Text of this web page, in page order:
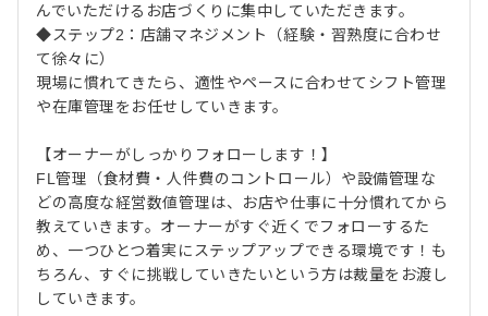
んでいただけるお店づくりに集中していただきます。
◆ステップ2：店舗マネジメント（経験・習熟度に合わせ
て徐々に）
現場に慣れてきたら、適性やペースに合わせてシフト管理
や在庫管理をお任せしていきます。
【オーナーがしっかりフォローします！】
FL管理（食材費・人件費のコントロール）や設備管理な
どの高度な経営数値管理は、お店や仕事に十分慣れてから
教えていきます。オーナーがすぐ近くでフォローするた
め、一つひとつ着実にステップアップできる環境です！も
ちろん、すぐに挑戦していきたいという方は裁量をお渡し
していきます。